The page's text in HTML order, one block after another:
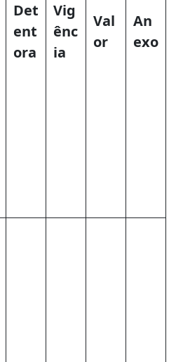
Det
ent
ora
Vig
ênc
ia
Val
or
An
exo